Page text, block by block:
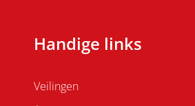
Handige links
Veilingen